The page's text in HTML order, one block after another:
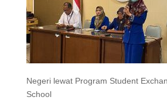
Negeri lewat Program Student
School